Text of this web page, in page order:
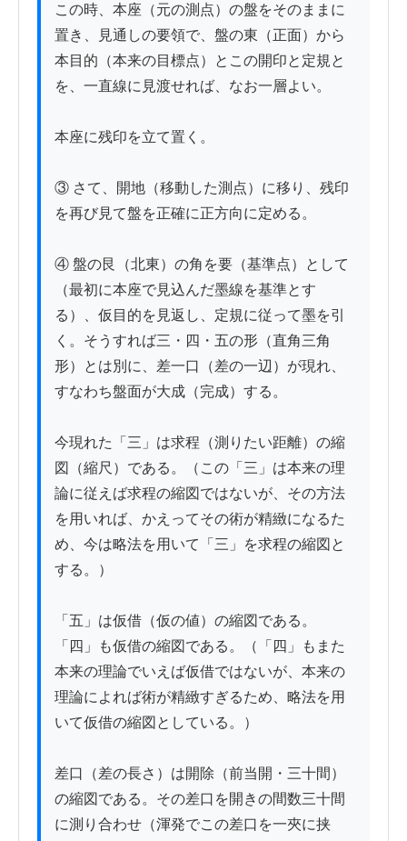
この時、本座（元の測点）の盤をそのままに
置き、見通しの要領で、盤の東（正面）から
本目的（本来の目標点）とこの開印と定規と
を、一直線に見渡せれば、なお一層よい。
本座に残印を立て置く。
③ さて、開地（移動した測点）に移り、残印
を再び見て盤を正確に正方向に定める。
④ 盤の艮（北東）の角を要（基準点）として
（最初に本座で見込んだ墨線を基準とす
る）、仮目的を見返し、定規に従って墨を引
く。そうすれば三・四・五の形（直角三角
形）とは別に、差一口（差の一辺）が現れ、
すなわち盤面が大成（完成）する。
今現れた「三」は求程（測りたい距離）の縮
図（縮尺）である。（この「三」は本来の理
論に従えば求程の縮図ではないが、その方法
を用いれば、かえってその術が精緻になるた
め、今は略法を用いて「三」を求程の縮図と
する。）
「五」は仮借（仮の値）の縮図である。
「四」も仮借の縮図である。（「四」もまた
本来の理論でいえば仮借ではないが、本来の
理論によれば術が精緻すぎるため、略法を用
いて仮借の縮図としている。）
差口（差の長さ）は開除（前当開・三十間）
の縮図である。その差口を開きの間数三十間
に測り合わせ（渾発でこの差口を一夾に挟